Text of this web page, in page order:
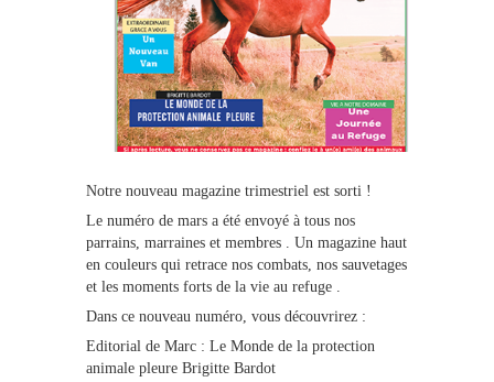
Notre nouveau magazine trimestriel est sorti !
Le numéro de mars a été envoyé à tous nos
parrains, marraines et membres . Un magazine haut
en couleurs qui retrace nos combats, nos sauvetages
et les moments forts de la vie au refuge .
Dans ce nouveau numéro, vous découvrirez :
Editorial de Marc : Le Monde de la protection
animale pleure Brigitte Bardot